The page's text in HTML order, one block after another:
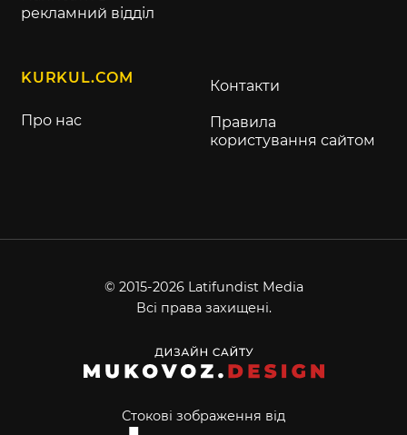
рекламний відділ
KURKUL.COM
Про нас
Контакти
Правила
користування сайтом
© 2015-2026 Latifundist Media
Всі права захищені.
Стокові зображення від